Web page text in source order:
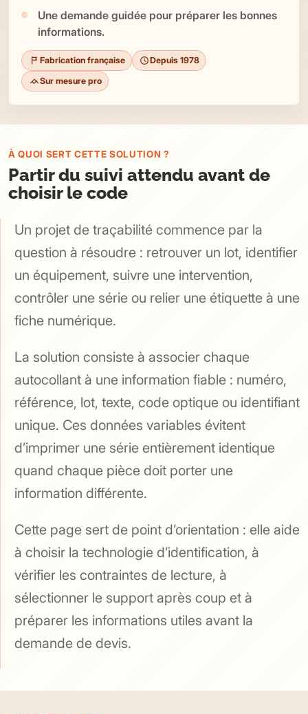
Une demande guidée pour préparer les bonnes
informations.
Fabrication française Depuis 1978
Sur mesure pro
À QUOI SERT CETTE SOLUTION ?
Partir du suivi attendu avant de
choisir le code
Un projet de traçabilité commence par la
question à résoudre : retrouver un lot, identifier
un équipement, suivre une intervention,
contrôler une série ou relier une étiquette à une
fiche numérique.
La solution consiste à associer chaque
autocollant à une information fiable : numéro,
référence, lot, texte, code optique ou identifiant
unique. Ces données variables évitent
d’imprimer une série entièrement identique
quand chaque pièce doit porter une
information différente.
Cette page sert de point d’orientation : elle aide
à choisir la technologie d’identification, à
vérifier les contraintes de lecture, à
sélectionner le support après coup et à
préparer les informations utiles avant la
demande de devis.